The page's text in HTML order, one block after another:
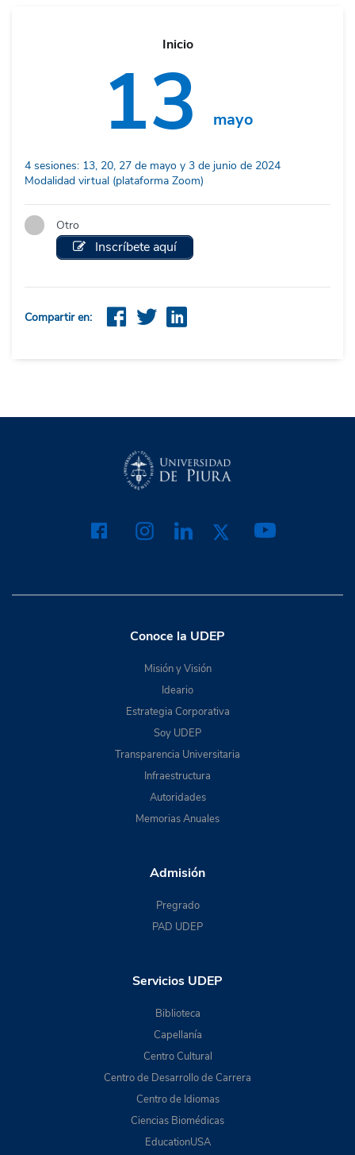
Inicio
13 mayo
4 sesiones: 13, 20, 27 de mayo y 3 de junio de 2024
Modalidad virtual (plataforma Zoom)
Otro
Inscríbete aquí
Compartir en:
Conoce la UDEP
Misión y Visión
Ideario
Estrategia Corporativa
Soy UDEP
Transparencia Universitaria
Infraestructura
Autoridades
Memorias Anuales
Admisión
Pregrado
PAD UDEP
Servicios UDEP
Biblioteca
Capellanía
Centro Cultural
Centro de Desarrollo de Carrera
Centro de Idiomas
Ciencias Biomédicas
EducationUSA